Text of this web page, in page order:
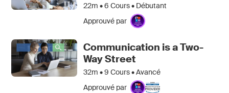
22m •6 Cours • Débutant
Approuvé par
Communication is a Two-
Way Street
32m •9 Cours • Avancé
Approuvé par